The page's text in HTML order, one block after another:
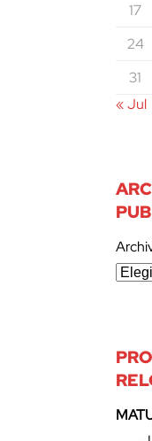
17
24
31
« Jul